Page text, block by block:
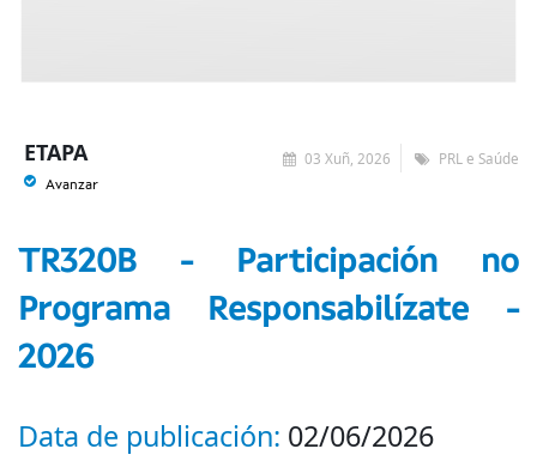
03 Xuñ, 2026 PRL e Saúde
ETAPA
Avanzar
TR320B - Participación no
Programa Responsabilízate -
2026
Data de publicación: 02/06/2026